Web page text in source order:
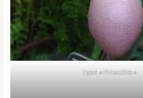
Type « Pinocchio »